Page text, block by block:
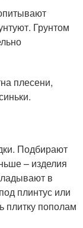
Грунтом
плесени,
Подбирают
– изделия
в
плинтус или
плитку пополам